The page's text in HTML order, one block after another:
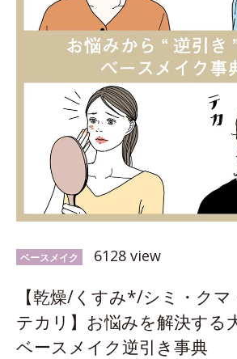
ベースメイク 6128 view
【乾燥/くすみ*/シミ・ク
テカリ】お悩みを解決する
ベースメイク逆引き事典